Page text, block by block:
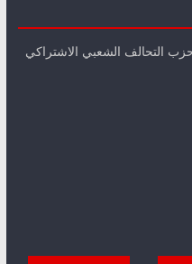
التحالف الشعبي الاشتراكي